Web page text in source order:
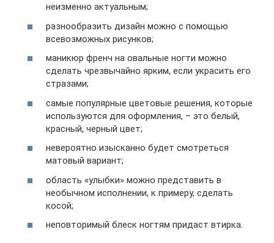
неизменно актуальным;
разнообразить дизайн можно с помощью
всевозможных рисунков;
маникюр френч на овальные ногти можно
сделать чрезвычайно ярким, если украсить его
стразами;
самые популярные цветовые решения, которые
используются для оформления, – это белый,
красный, черный цвет;
невероятно изысканно будет смотреться
матовый вариант;
область «улыбки» можно представить в
необычном исполнении, к примеру, сделать
косой;
неповторимый блеск ногтям придаст втирка.